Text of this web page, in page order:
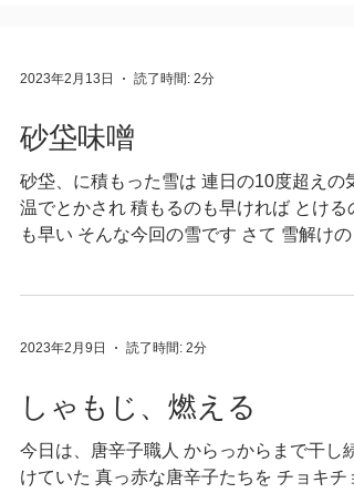
2023年2月13日 読了時間: 2分
砂垈味噌
砂垈、に積もった雪は 連日の10度超えの気
温でとかされ 積もるのも早ければ とける
も早い そんな今回の雪です さて 雪解けの
2023年2月9日 読了時間: 2分
しゃもじ、燃える
今日は、唐辛子職人 からっからまで干し続
けていた 真っ赤な唐辛子たちを チョキチ